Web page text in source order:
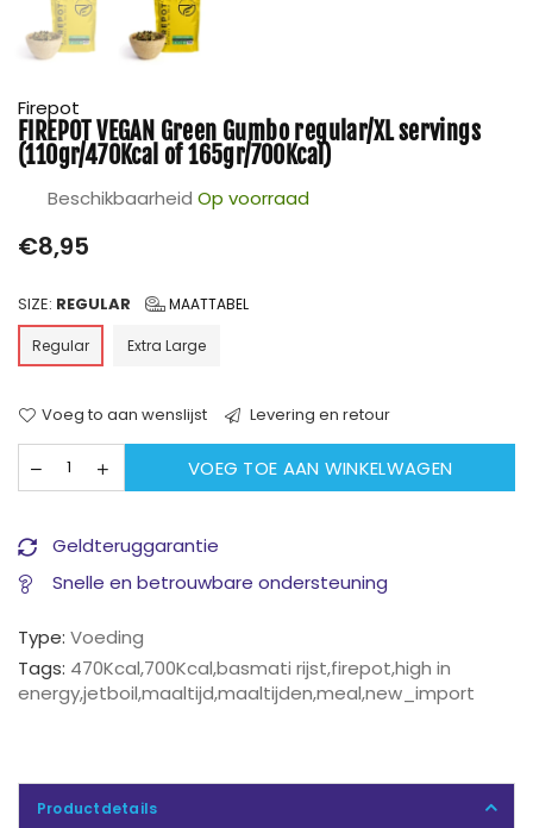
Firepot
FIREPOT VEGAN Green Gumbo regular/XL servings
(110gr/470Kcal of 165gr/700Kcal)
Beschikbaarheid Op voorraad
Prijs
€8,95
SIZE: REGULAR MAATTABEL
Regular Extra Large
Voeg to aan wenslijst Levering en retour
VOEG TOE AAN WINKELWAGEN
Geldteruggarantie
Snelle en betrouwbare ondersteuning
Type: Voeding
Tags: 470Kcal,700Kcal,basmati rijst,firepot,high in
energy,jetboil,maaltijd,maaltijden,meal,new_import
Productdetails